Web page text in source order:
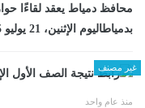
محافظ دمياط يعقد لقاءًا
بدمياطاليوم الإثنين، 21 يوليو 2025 05:12 مـ
غير مصنف
منذ عام واحد